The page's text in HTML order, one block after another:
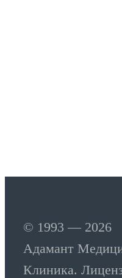
© 1993 — 2026
Адамант
Клиника.